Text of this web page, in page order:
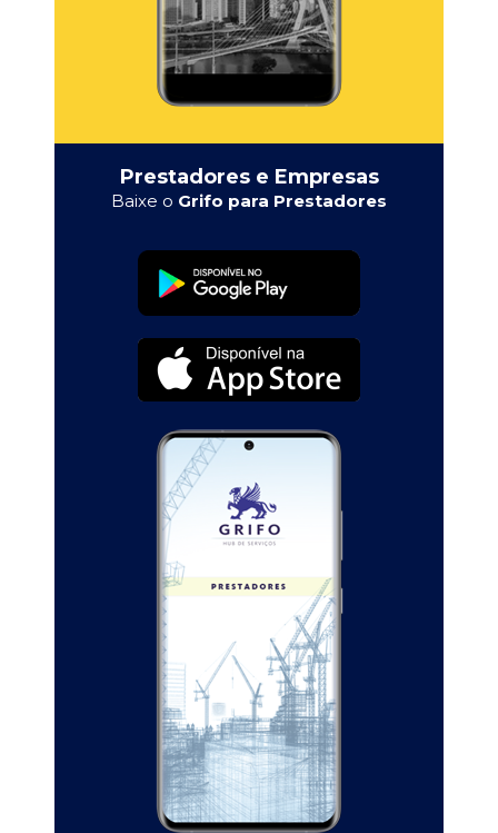
Prestadores e Empresas
Baixe o Grifo para Prestadores